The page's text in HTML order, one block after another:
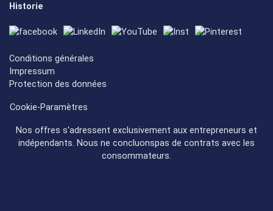
Historie
Conditions générales
Impressum
Protection des données
Cookie-Paramètres
Nos offres s'adressent exclusivement aux entrepreneurs et
indépendants. Nous ne concluonspas de contrats avec les
consommateurs.